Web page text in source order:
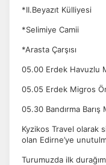
*II.Beyazıt Külliyesi
*Selimiye Camii
*Arasta Çarşısı
05.00 Erdek Havuzlu
05.05 Erdek Migros
05.30 Bandırma
Kyzikos Travel olarak
olan Edirne’ye
Turumuzda ilk